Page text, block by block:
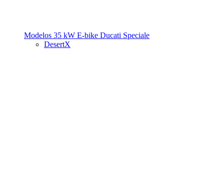
Modelos 35 kW E-bike Ducati Speciale
DesertX